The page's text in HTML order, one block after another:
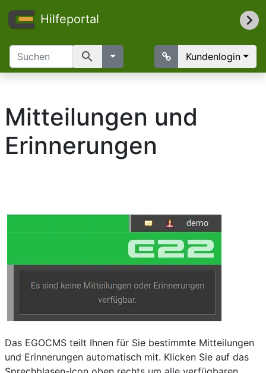
Hilfeportal
search Kundenlogin
Mitteilungen und
Erinnerungen
Das EGOCMS teilt Ihnen für Sie bestimmte Mitteilungen
und Erinnerungen automatisch mit. Klicken Sie auf das